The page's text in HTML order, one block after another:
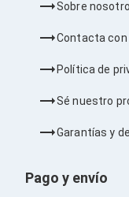
Barras de Sonido
Sonido para
Home Theater
Proyectores
Soportes de
Maletines para
Pantallas de
Sobre
Contacta
Política de
Sé nuestro
Garantías y
Pago y envío